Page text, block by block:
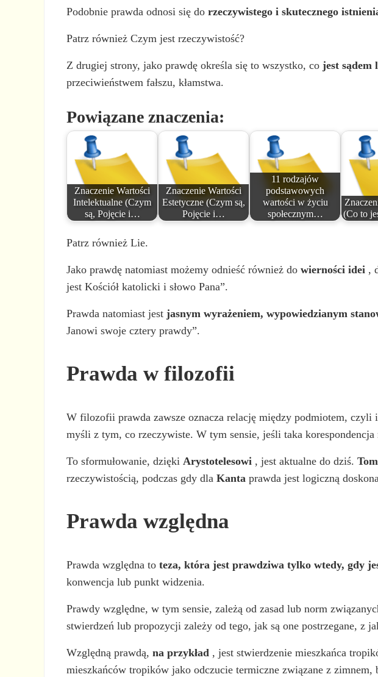
V
o
Podobnie prawda odnosi się dorzeczywistego i skutecznego
Patrz również Czym jest rzeczywistość?
Z drugiej strony, jako prawdę określa się to wszystko, cojest sądem
przeciwieństwem fałszu, kłamstwa.
Powiązane znaczenia:
Znaczenie Wartości
Intelektualne (Czym
są, Pojęcie i…
Znaczenie Wartości
Estetyczne (Czym są,
Pojęcie i…
11 rodzajów
podstawowych
wartości w życiu
społecznym…
(Co to
Patrz również Lie.
Jako prawdę natomiast możemy odnieść również dowierności idei ,
jest Kościół katolicki i słowo Pana”.
Prawda natomiast jestjasnym wyrażeniem, wypowiedzianym
Janowi swoje cztery prawdy”.
Prawda w filozofii
W filozofii prawda zawsze oznacza relację między podmiotem,
myśli z tym, co rzeczywiste. W tym sensie, jeśli taka
To sformułowanie, dziękiArystotelesowi , jest aktualne do dziś.
rzeczywistością, podczas gdy dlaKanta prawda jest logiczną
Prawda względna
Prawda względna toteza, która jest prawdziwa tylko wtedy, gdy
konwencja lub punkt widzenia.
Prawdy względne, w tym sensie, zależą od zasad lub norm
stwierdzeń lub propozycji zależy od tego, jak są one postrzegane, z
Względną prawdą,na przykład , jest stwierdzenie mieszkańca
mieszkańców tropików jako odczucie termiczne związane z